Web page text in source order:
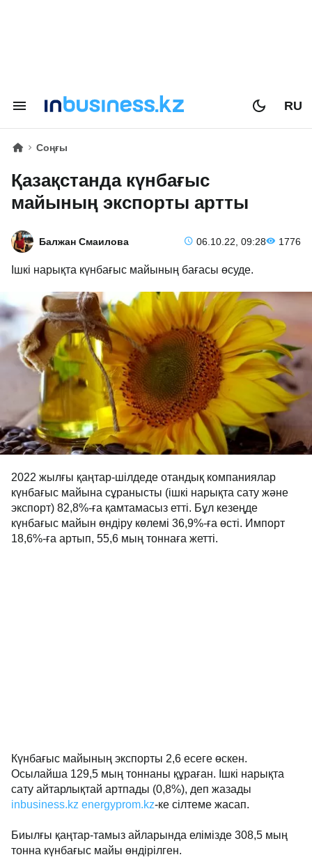
RU
Соңғы
Қазақстанда күнбағыс
майының экспорты артты
Балжан Смаилова 06.10.22, 09:28 1776
Ішкі нарықта күнбағыс майының бағасы өсуде.
2022 жылғы қаңтар-шілдеде отандық компаниялар
күнбағыс майына сұранысты (ішкі нарықта сату және
экспорт) 82,8%-ға қамтамасыз етті. Бұл кезеңде
күнбағыс майын өндіру көлемі 36,9%-ға өсті. Импорт
18,6%-ға артып, 55,6 мың тоннаға жетті.
Күнбағыс майының экспорты 2,6 есеге өскен.
Осылайша 129,5 мың тоннаны құраған. Ішкі нарықта
сату айтарлықтай артпады (0,8%), деп жазады
inbusiness.kz energyprom.kz-ке сілтеме жасап.
Биылғы қаңтар-тамыз айларында елімізде 308,5 мың
тонна күнбағыс майы өндірілген.